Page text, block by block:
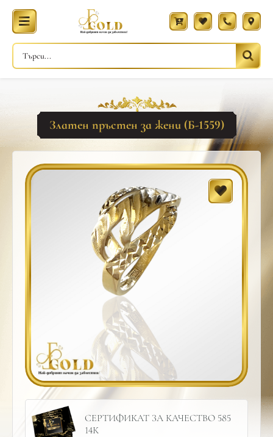
Златен пръстен за жени (Б-1559)
СЕРТИФИКАТ ЗА КАЧЕСТВО 585
14К